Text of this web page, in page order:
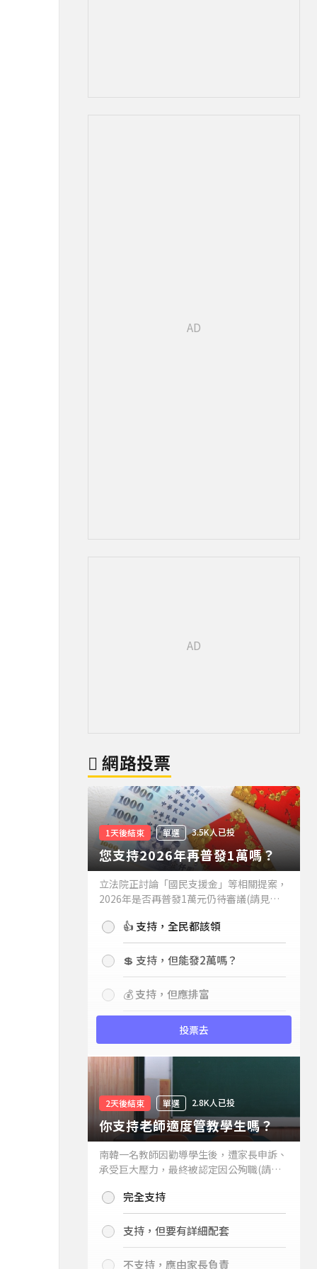
網路投票
1天後結束 單選 3.5K人已投
您支持2026年再普發1萬嗎？
立法院正討論「國民支援金」等相關提案，
2026年是否再普發1萬元仍待審議(請見下
持嗎？👍 支持，全民都該領
💲 支持，但能發2萬嗎？
💰 支持，但應排富
投票去
2天後結束 單選 2.8K人已投
你支持老師適度管教學生嗎？
南韓一名教師因勸導學生後，遭家長申訴、
承受巨大壓力，最終被認定因公殉職(請見
你支持老師適度管教學生嗎？
完全支持
支持，但要有詳細配套
不支持，應由家長負責